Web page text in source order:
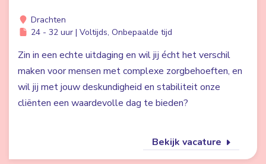
Drachten
24 - 32 uur | Voltijds, Onbepaalde tijd
Zin in een echte uitdaging en wil jij écht het verschil
maken voor mensen met complexe zorgbehoeften, en
wil jij met jouw deskundigheid en stabiliteit onze
cliënten een waardevolle dag te bieden?
Bekijk vacature